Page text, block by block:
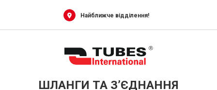
Найближче відділення!
ШЛАНГИ ТА З’ЄДНАННЯ